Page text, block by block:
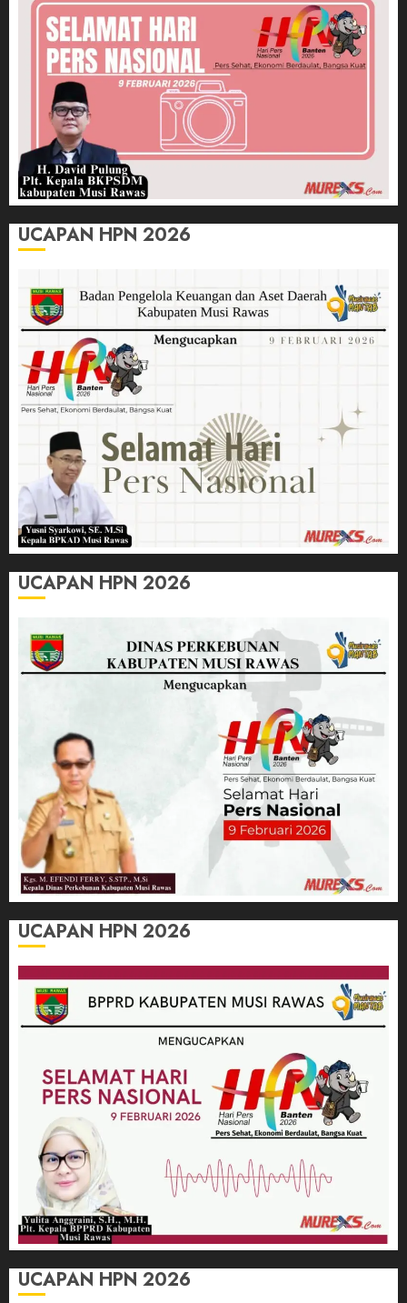
UCAPAN HPN 2026
UCAPAN HPN 2026
UCAPAN HPN 2026
UCAPAN HPN 2026